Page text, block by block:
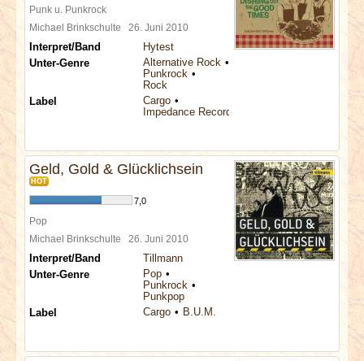
Punk u. Punkrock
Michael Brinkschulte 26. Juni 2010
Interpret/Band
Hytest
Unter-Genre
Alternative Rock
Punkrock
Rock
Label
Cargo
Impedance Records
Geld, Gold & Glücklichsein
HOT
7,0
Pop
Michael Brinkschulte 26. Juni 2010
Interpret/Band
Tillmann
Unter-Genre
Pop
Punkrock
Punkpop
Label
Cargo B.U.M.